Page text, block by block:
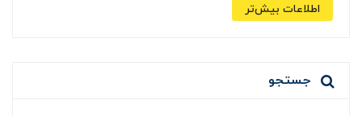
اطلاعات بیش‌تر
جستجو